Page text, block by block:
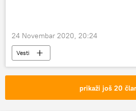
24 Novembar 2020, 20:24
Vesti
prikaži još 20